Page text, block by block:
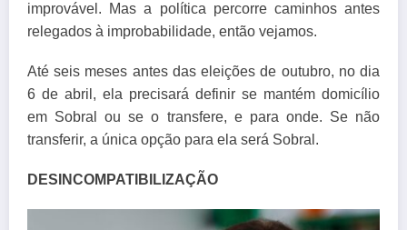
improvável. Mas a política percorre caminhos antes
relegados à improbabilidade, então vejamos.
Até seis meses antes das eleições de outubro, no dia
6 de abril, ela precisará definir se mantém domicílio
em Sobral ou se o transfere, e para onde. Se não
transferir, a única opção para ela será Sobral.
DESINCOMPATIBILIZAÇÃO